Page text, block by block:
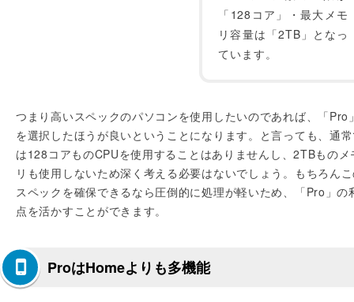
「128コア」・最大メモ
リ容量は「2TB」となっ
ています。
つまり高いスペックのパソコンを使用したいのであれば、「Pro
を選択したほうが良いということになります。と言っても、通
は128コアものCPUを使用することはありませんし、2TBものメ
リも使用しないため深く考える必要はないでしょう。もちろん
スペックを確保できるなら圧倒的に処理が軽いため、「Pro」の
点を活かすことができます。
ProはHomeよりも多機能